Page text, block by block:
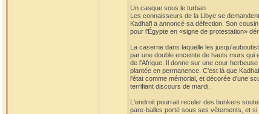
Un casque sous le turban
Les connaisseurs de la Libye se
Kadhafi a annoncé sa défection. Son
pour l'Égypte en «signe de protestation»
La caserne dans laquelle les
par une double enceinte de hauts murs
de l'Afrique. Il donne sur une cour
plantée en permanence. C'est là que
l'état comme mémorial, et décorée d'une
terrifiant discours de mardi.
L'endroit pourrait receler des bunkers
pare-balles porté sous ses vêtements, et